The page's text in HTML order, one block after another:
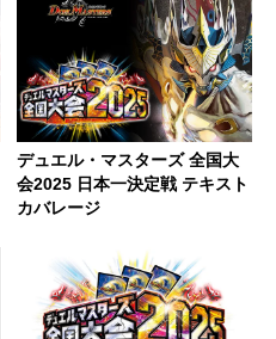
デュエル・マスターズ 全国大
会2025 日本一決定戦 テキスト
カバレージ